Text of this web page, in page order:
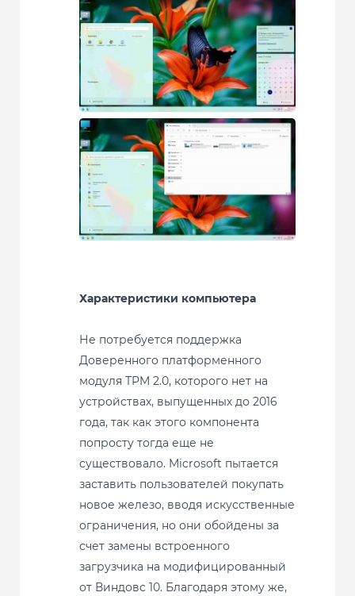
Характеристики компьютера
Не потребуется поддержка
Доверенного платформенного
модуля TPM 2.0, которого нет на
устройствах, выпущенных до 2016
года, так как этого компонента
попросту тогда еще не
существовало. Microsoft пытается
заставить пользователей покупать
новое железо, вводя искусственные
ограничения, но они обойдены за
счет замены встроенного
загрузчика на модифицированный
от Виндовс 10. Благодаря этому же,